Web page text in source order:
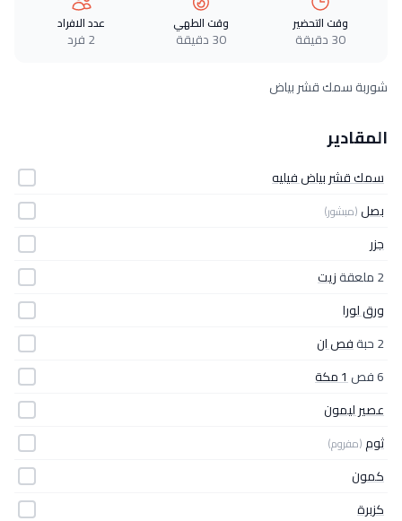
وقت التحضير
30 دقيقة
وقت الطهي
30 دقيقة
عدد الافراد
2 فرد
شوربة سمك قشر بياض
المقادير
سمك قشر بياض فيليه
بصل(مبشور)
جزر
2 ملعقة
زيت
ورق لورا
2 حبة
فص ان
6 فص
1 مكة
عصير ليمون
ثوم(مفروم)
كمون
كزبرة